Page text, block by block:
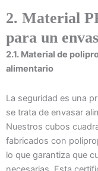
2. Material
para un
2.1. Material de
alimentario
La seguridad es una
se trata de envasar
Nuestros cubos
fabricados con
lo que garantiza que